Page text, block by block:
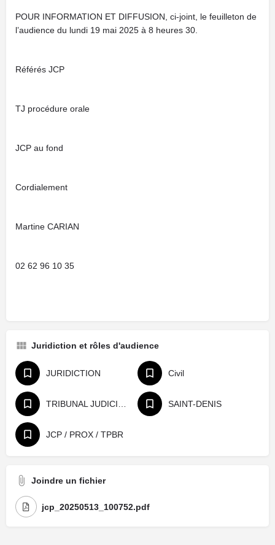
POUR INFORMATION ET DIFFUSION, ci-joint, le feuilleton de
l’audience du lundi 19 mai 2025 à 8 heures 30.
Référés JCP
TJ procédure orale
JCP au fond
Cordialement
Martine CARIAN
02 62 96 10 35
Juridiction et rôles d'audience
JURIDICTION Civil
SAINT-DENIS
JCP / PROX / TPBR
Joindre un fichier
jcp_20250513_100752.pdf